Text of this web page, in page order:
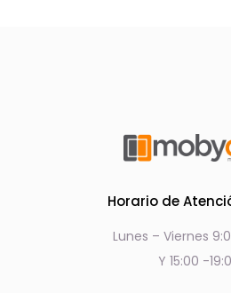
Horario de
Lunes – Viernes
Y 15:00 -